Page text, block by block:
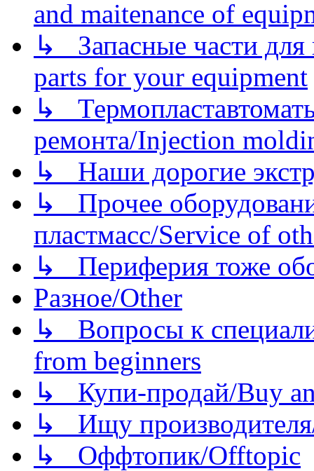
and maitenance of
↳ Запасные части для
parts for your equipment
↳
ремонта/Injection
↳ Наши дорогие
↳ Прочее
пластмасс/Service of
↳ Периферия тоже
Разное/Other
↳ Вопросы к
from beginners
↳ Купи-продай/Buy
↳ Ищу
↳ Оффтопик/Offtopic